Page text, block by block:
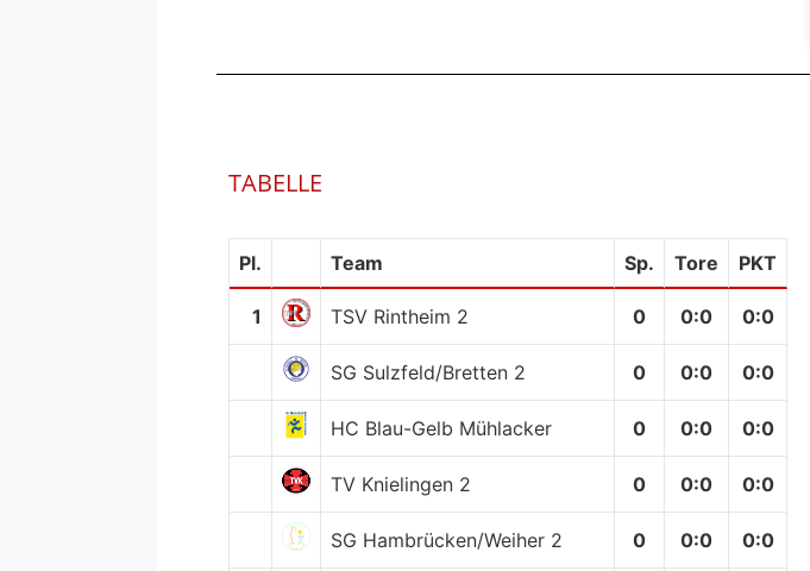
TABELLE
Pl. Team Sp. Tore PKT
1 TSV Rintheim 2 0 0:0 0:0
SG Sulzfeld/Bretten 2 0 0:0 0:0
HC Blau-Gelb Mühlacker 0 0:0 0:0
TV Knielingen 2 0 0:0 0:0
SG Hambrücken/Weiher 2 0 0:0 0:0